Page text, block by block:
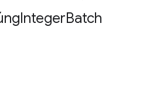
IntegerBatch